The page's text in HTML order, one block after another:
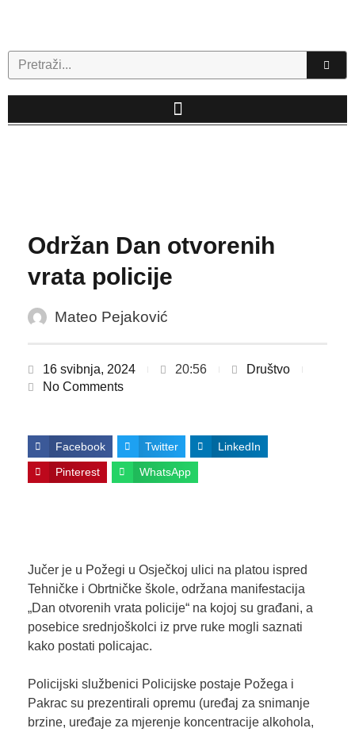
Search
Održan Dan otvorenih
vrata policije
Mateo Pejaković
16 svibnja, 2024 20:56
Društvo
No Comments
Facebook Twitter LinkedIn
Pinterest WhatsApp
Jučer je u Požegi u Osječkoj ulici na platou ispred
Tehničke i Obrtničke škole, održana manifestacija
„Dan otvorenih vrata policije“ na kojoj su građani, a
posebice srednjoškolci iz prve ruke mogli saznati
kako postati policajac.
Policijski službenici Policijske postaje Požega i
Pakrac su prezentirali opremu (uređaj za snimanje
brzine, uređaje za mjerenje koncentracije alkohola,